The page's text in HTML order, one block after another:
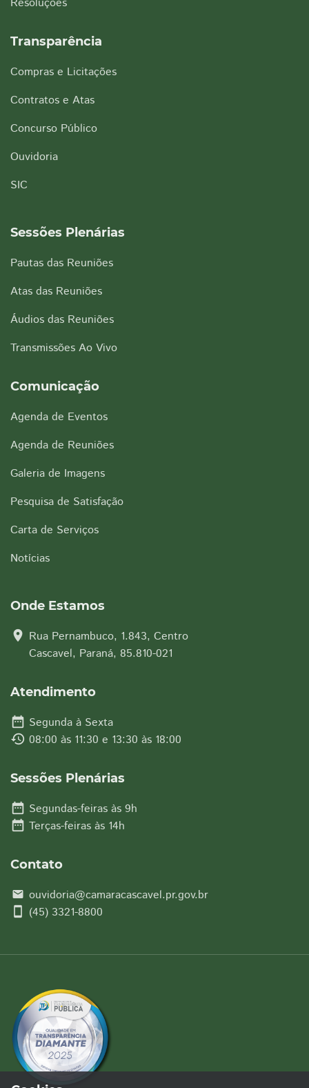
Transparência
Compras e Licitações
Contratos e Atas
Concurso Público
Ouvidoria
SIC
Sessões Plenárias
Pautas das Reuniões
Atas das Reuniões
Áudios das Reuniões
Transmissões Ao Vivo
Comunicação
Agenda de Eventos
Agenda de Reuniões
Galeria de Imagens
Pesquisa de Satisfação
Carta de Serviços
Notícias
Onde Estamos
location_on Rua Pernambuco, 1.843, Centro
Cascavel, Paraná, 85.810-021
Atendimento
date_range Segunda à Sexta
history 08:00 às 11:30 e 13:30 às 18:00
Sessões Plenárias
date_range Segundas-feiras às 9h
date_range Terças-feiras às 14h
Contato
email ouvidoria@camaracascavel.pr.gov.br
smartphone (45) 3321-8800